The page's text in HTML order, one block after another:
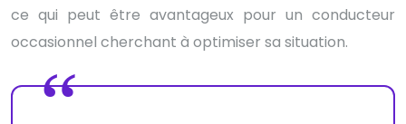
ce qui peut être avantageux pour un conducteur
occasionnel cherchant à optimiser sa situation.